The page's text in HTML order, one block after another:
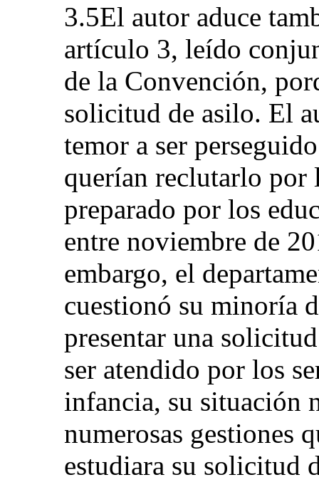
3.5El autor aduce
artículo 3, leído
de la Convención,
solicitud de asilo. El
temor a ser
querían reclutarlo por
preparado por los
entre noviembre de
embargo, el
cuestionó su minoría
presentar una
ser atendido por los
infancia, su situación
numerosas gestiones
estudiara su solicitud